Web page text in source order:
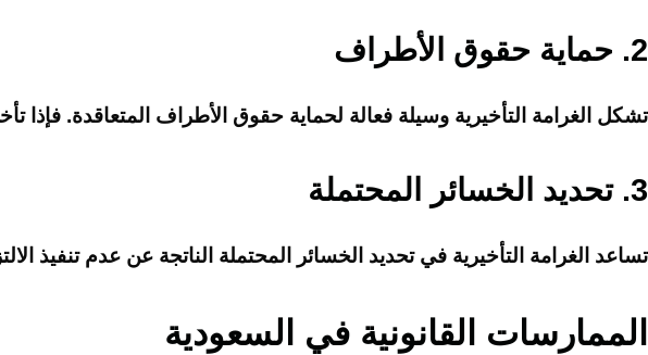
2. حماية حقوق الأطراف
تشكل الغرامة التأخيرية وسيلة فعالة لحماية حقوق الأطراف المتعاقدة. فإذا
3. تحديد الخسائر المحتملة
تساعد الغرامة التأخيرية في تحديد الخسائر المحتملة الناتجة عن عدم تنفيذ
الممارسات القانونية في السعودية